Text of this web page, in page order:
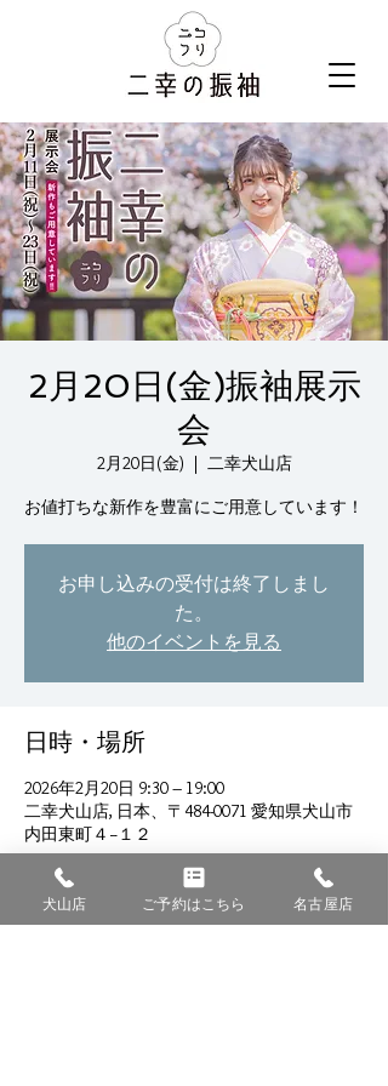
2月20日(金)振袖展示
会
2月20日(金)
  |
二幸犬山店
お値打ちな新作を豊富にご用意しています！
お申し込みの受付は終了しまし
た。
他のイベントを見る
日時・場所
2026年2月20日 9:30 – 19:00
二幸犬山店, 日本、〒484-0071 愛知県犬山市
内田東町４−１２
犬山店 ご予約はこちら 名古屋店